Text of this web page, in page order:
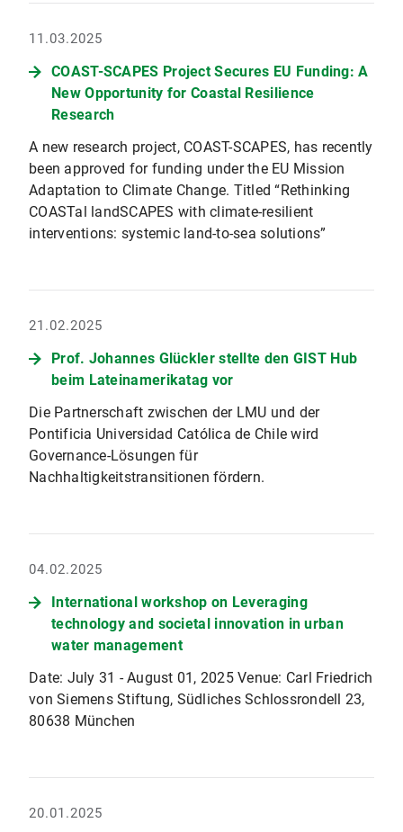
11.03.2025
COAST-SCAPES Project Secures EU Funding: A
New Opportunity for Coastal Resilience
Research
A new research project, COAST-SCAPES, has recently
been approved for funding under the EU Mission
Adaptation to Climate Change. Titled “Rethinking
COASTal landSCAPES with climate-resilient
interventions: systemic land-to-sea solutions”
21.02.2025
Prof. Johannes Glückler stellte den GIST Hub
beim Lateinamerikatag vor
Die Partnerschaft zwischen der LMU und der
Pontificia Universidad Católica de Chile wird
Governance-Lösungen für
Nachhaltigkeitstransitionen fördern.
04.02.2025
International workshop on Leveraging
technology and societal innovation in urban
water management
Date: July 31 - August 01, 2025 Venue: Carl Friedrich
von Siemens Stiftung, Südliches Schlossrondell 23,
80638 München
20.01.2025